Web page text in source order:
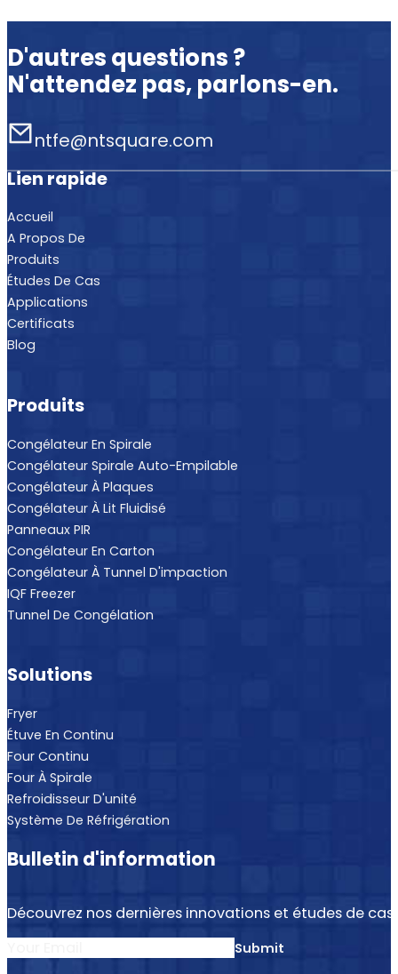
D'autres questions ?
N'attendez pas, parlons-en.
ntfe@ntsquare.com
Lien rapide
Accueil
A Propos De
Produits
Études De Cas
Applications
Certificats
Blog
Produits
Congélateur En Spirale
Congélateur Spirale Auto-Empilable
Congélateur À Plaques
Congélateur À Lit Fluidisé
Panneaux PIR
Congélateur En Carton
Congélateur À Tunnel D'impaction
IQF Freezer
Tunnel De Congélation
Solutions
Fryer
Étuve En Continu
Four Continu
Four À Spirale
Refroidisseur D'unité
Système De Réfrigération
Bulletin d'information
Découvrez nos dernières innovations et études de cas.
Submit